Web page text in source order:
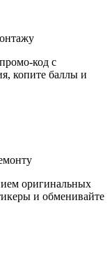
код с
копите баллы и
оригинальных
и обменивайте